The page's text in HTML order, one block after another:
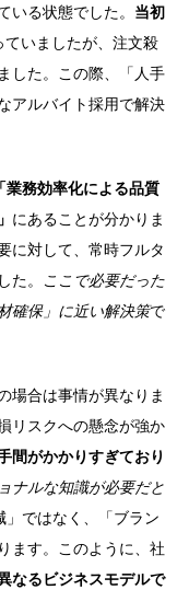
いる状態でした。 当初
ていましたが、注文殺
した。この際、「人手
アルバイト採用で解決
「業務効率化による品質
にあることが分かりま
に対して、常時フルタ
た。
ここで必要だった
確保」に近い解決策で
場合は事情が異なりま
リスクへの懸念が強か
間がかかりすぎており
ナルな知識が必要だと
」ではなく、「ブラン
ます。このように、社
なるビジネスモデルで